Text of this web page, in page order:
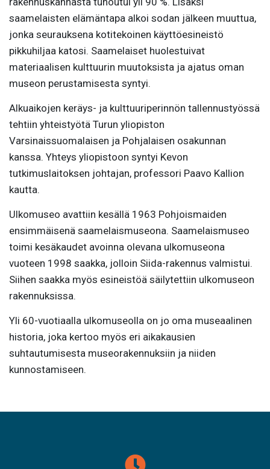
saamelaisten elämäntapa alkoi sodan jälkeen muuttua,
jonka seurauksena kotitekoinen käyttöesineistö
pikkuhiljaa katosi. Saamelaiset huolestuivat
materiaalisen kulttuurin muutoksista ja ajatus oman
museon perustamisesta syntyi.
Alkuaikojen keräys- ja kulttuuriperinnön tallennustyössä
tehtiin yhteistyötä Turun yliopiston
Varsinaissuomalaisen ja Pohjalaisen osakunnan
kanssa. Yhteys yliopistoon syntyi Kevon
tutkimuslaitoksen johtajan, professori Paavo Kallion
kautta.
Ulkomuseo avattiin kesällä 1963 Pohjoismaiden
ensimmäisenä saamelaismuseona. Saamelaismuseo
toimi kesäkaudet avoinna olevana ulkomuseona
vuoteen 1998 saakka, jolloin Siida-rakennus valmistui.
Siihen saakka myös esineistöä säilytettiin ulkomuseon
rakennuksissa.
Yli 60-vuotiaalla ulkomuseolla on jo oma museaalinen
historia, joka kertoo myös eri aikakausien
suhtautumisesta museorakennuksiin ja niiden
kunnostamiseen.